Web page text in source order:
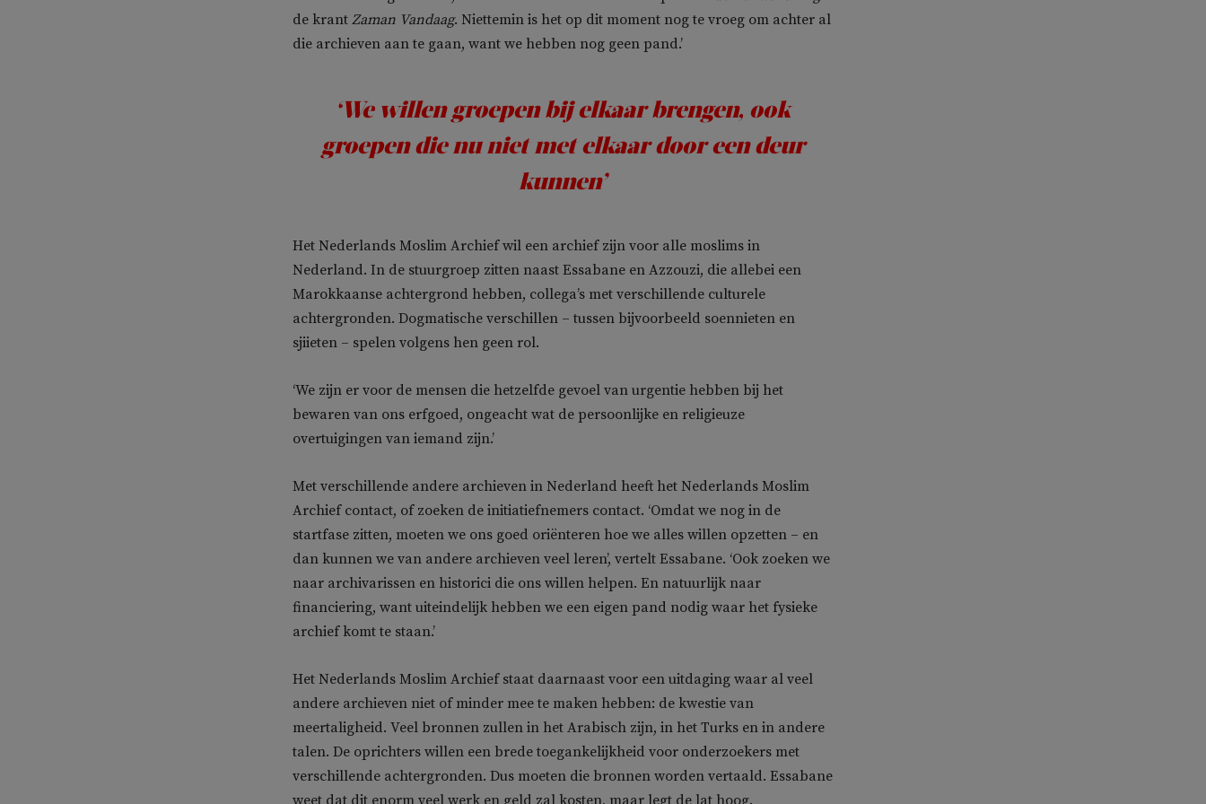
de krant Zaman Vandaag. Niettemin is het op dit moment nog te vroeg om achter al
die archieven aan te gaan, want we hebben nog geen pand.’
‘We willen groepen bij elkaar brengen, ook
groepen die nu niet met elkaar door een deur
kunnen’
Het Nederlands Moslim Archief wil een archief zijn voor alle moslims in
Nederland. In de stuurgroep zitten naast Essabane en Azzouzi, die allebei een
Marokkaanse achtergrond hebben, collega’s met verschillende culturele
achtergronden. Dogmatische verschillen – tussen bijvoorbeeld soennieten en
sjiieten – spelen volgens hen geen rol.
‘We zijn er voor de mensen die hetzelfde gevoel van urgentie hebben bij het
bewaren van ons erfgoed, ongeacht wat de persoonlijke en religieuze
overtuigingen van iemand zijn.’
Met verschillende andere archieven in Nederland heeft het Nederlands Moslim
Archief contact, of zoeken de initiatiefnemers contact. ‘Omdat we nog in de
startfase zitten, moeten we ons goed oriënteren hoe we alles willen opzetten – en
dan kunnen we van andere archieven veel leren’, vertelt Essabane. ‘Ook zoeken we
naar archivarissen en historici die ons willen helpen. En natuurlijk naar
financiering, want uiteindelijk hebben we een eigen pand nodig waar het fysieke
archief komt te staan.’
Het Nederlands Moslim Archief staat daarnaast voor een uitdaging waar al veel
andere archieven niet of minder mee te maken hebben: de kwestie van
meertaligheid. Veel bronnen zullen in het Arabisch zijn, in het Turks en in andere
talen. De oprichters willen een brede toegankelijkheid voor onderzoekers met
verschillende achtergronden. Dus moeten die bronnen worden vertaald. Essabane